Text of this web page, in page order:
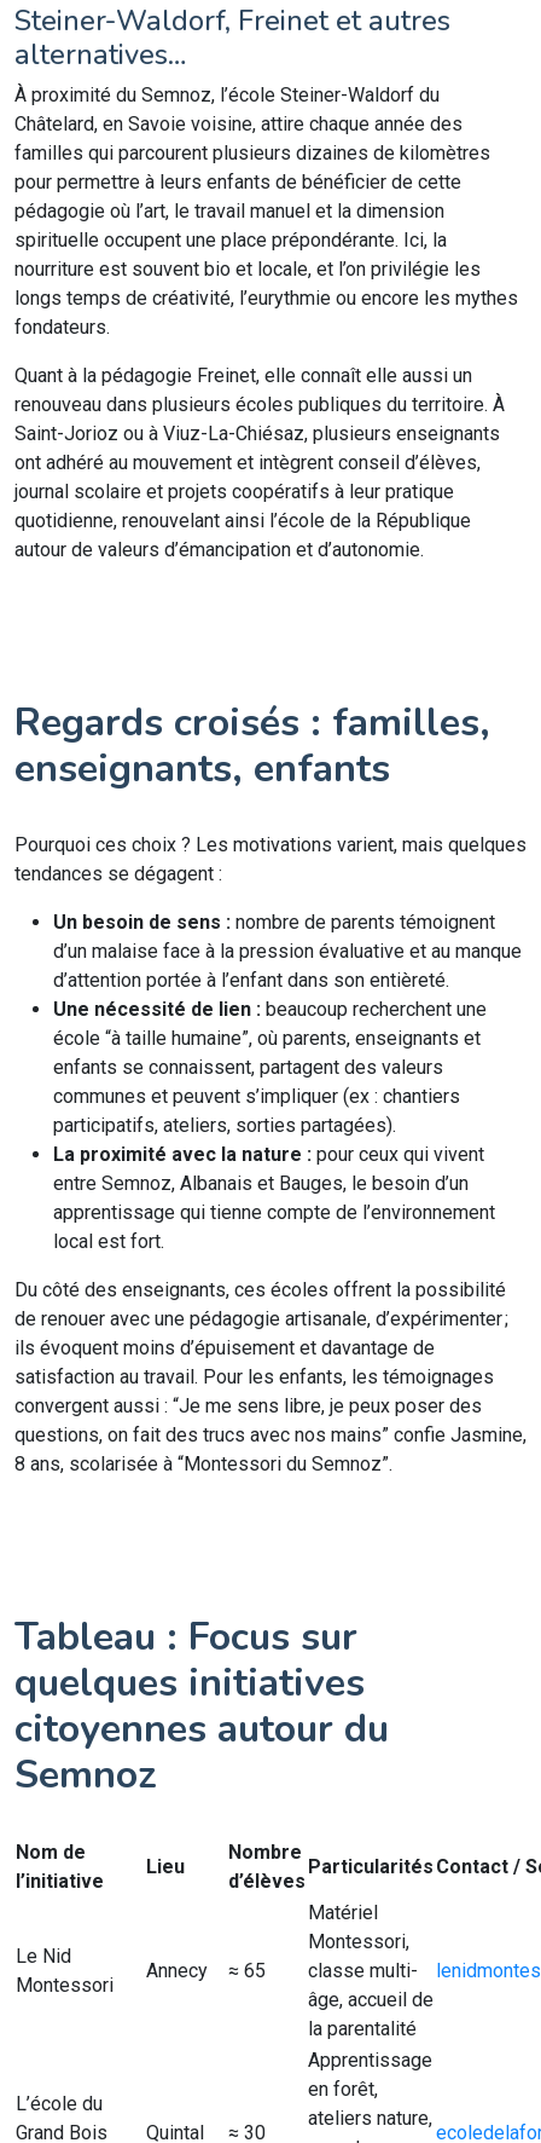
Steiner-Waldorf, Freinet et autres
alternatives…
À proximité du Semnoz, l’école Steiner-Waldorf du
Châtelard, en Savoie voisine, attire chaque année des
familles qui parcourent plusieurs dizaines de kilomètres
pour permettre à leurs enfants de bénéficier de cette
pédagogie où l’art, le travail manuel et la dimension
spirituelle occupent une place prépondérante. Ici, la
nourriture est souvent bio et locale, et l’on privilégie les
longs temps de créativité, l’eurythmie ou encore les mythes
fondateurs.
Quant à la pédagogie Freinet, elle connaît elle aussi un
renouveau dans plusieurs écoles publiques du territoire. À
Saint-Jorioz ou à Viuz-La-Chiésaz, plusieurs enseignants
ont adhéré au mouvement et intègrent conseil d’élèves,
journal scolaire et projets coopératifs à leur pratique
quotidienne, renouvelant ainsi l’école de la République
autour de valeurs d’émancipation et d’autonomie.
Regards croisés : familles,
enseignants, enfants
Pourquoi ces choix ? Les motivations varient, mais quelques
tendances se dégagent :
Un besoin de sens : nombre de parents témoignent
d’un malaise face à la pression évaluative et au manque
d’attention portée à l’enfant dans son entièreté.
Une nécessité de lien : beaucoup recherchent une
école “à taille humaine”, où parents, enseignants et
enfants se connaissent, partagent des valeurs
communes et peuvent s’impliquer (ex : chantiers
participatifs, ateliers, sorties partagées).
La proximité avec la nature : pour ceux qui vivent
entre Semnoz, Albanais et Bauges, le besoin d’un
apprentissage qui tienne compte de l’environnement
local est fort.
Du côté des enseignants, ces écoles offrent la possibilité
de renouer avec une pédagogie artisanale, d’expérimenter ;
ils évoquent moins d’épuisement et davantage de
satisfaction au travail. Pour les enfants, les témoignages
convergent aussi : “Je me sens libre, je peux poser des
questions, on fait des trucs avec nos mains” confie Jasmine,
8 ans, scolarisée à “Montessori du Semnoz”.
Tableau : Focus sur
quelques initiatives
citoyennes autour du
Semnoz
Nom de
l’initiative
Lieu
Nombre
d’élèves
Particularités Contact /
Le Nid
Montessori
Annecy ≈ 65
Matériel
Montessori,
classe multi-
âge, accueil de
la parentalité
L’école du
Grand Bois
Quintal ≈ 30
Apprentissage
en forêt,
ateliers nature,